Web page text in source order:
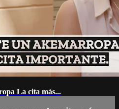
La cita más...